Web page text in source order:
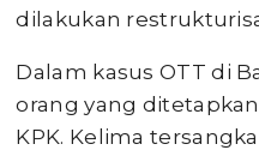
dilakukan
Dalam kasus OTT di
orang yang
KPK. Kelima